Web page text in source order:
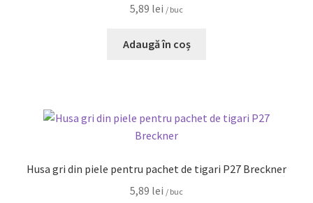
5,89 lei / buc
Adaugă în coș
Husa gri din piele pentru pachet de tigari P27 Breckner
5,89 lei / buc